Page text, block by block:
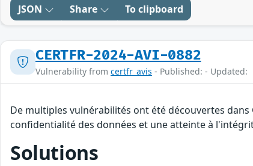
JSON Share To clipboard
CERTFR-2024-AVI-0882
Vulnerability from certfr_avis - Published: - Updated:
De multiples vulnérabilités ont été découvertes
confidentialité des données et une atteinte à
Solutions